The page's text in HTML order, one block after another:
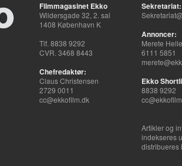
Filmmagasinet Ekko
Wildersgade 32, 2. sal
1408 København K
Tlf. 8838 9292
CVR. 3468 8443
Chefredaktør:
Claus Christensen
2729 0011
cc@ekkofilm.dk
Sekretariat:
Annoncer:
Merete
6111 5851
Ekko
8838 9292
Artikler og
indekseres
distribueres